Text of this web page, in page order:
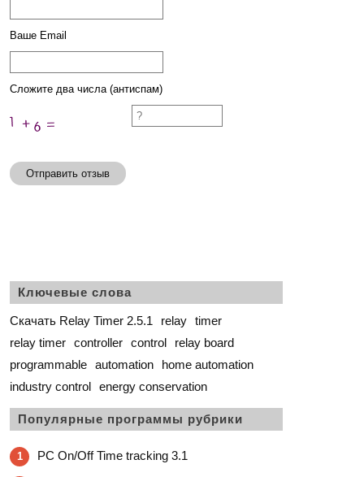
Ваше Email
Сложите два числа (антиспам)
Отправить отзыв
Ключевые слова
Скачать Relay Timer 2.5.1 relay timer
relay timer controller control
relay board
programmable automation
home automation
industry control energy conservation
Популярные программы рубрики
1 PC On/Off Time tracking 3.1